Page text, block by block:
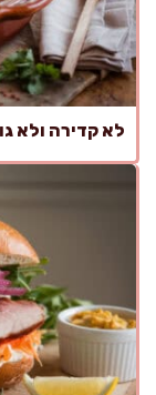
לא קדירה ולא